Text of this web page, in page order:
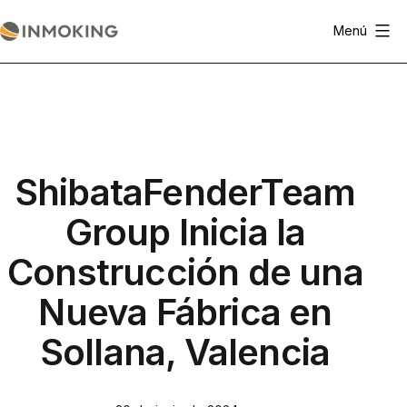
al
contenido
Menú
ShibataFenderTeam
Group Inicia la
Construcción de una
Nueva Fábrica en
Sollana, Valencia